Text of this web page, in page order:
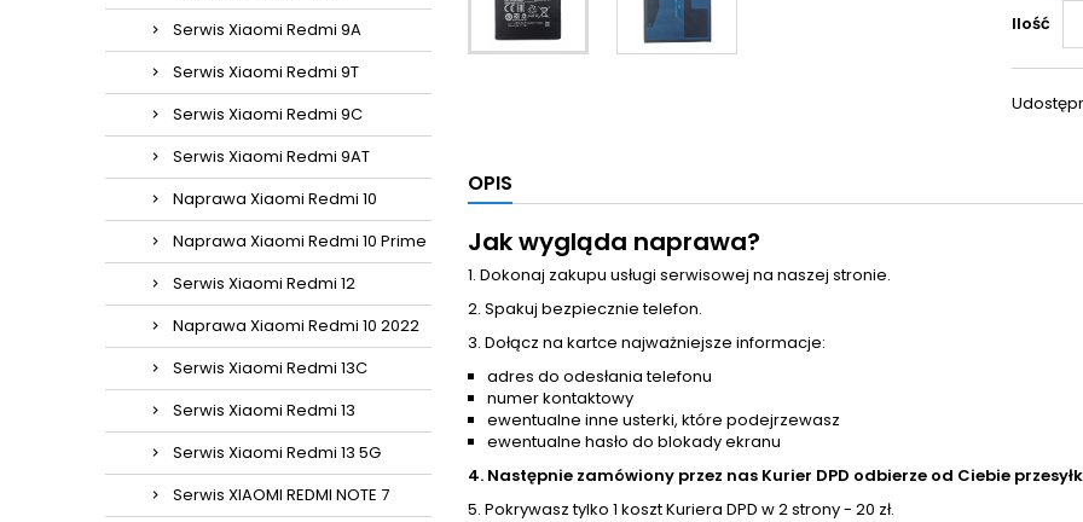
Serwis Xiaomi Redmi 9A
Serwis Xiaomi Redmi 9T
Serwis Xiaomi Redmi 9C
Serwis Xiaomi Redmi 9AT
Naprawa Xiaomi Redmi 10
Naprawa Xiaomi Redmi 10 Prime
Serwis Xiaomi Redmi 12
Naprawa Xiaomi Redmi 10 2022
Serwis Xiaomi Redmi 13C
Serwis Xiaomi Redmi 13
Serwis Xiaomi Redmi 13 5G
Serwis XIAOMI REDMI NOTE 7
Ilość
OPIS
Jak wygląda naprawa?
1. Dokonaj zakupu usługi serwisowej na naszej stronie.
2. Spakuj bezpiecznie telefon.
3. Dołącz na kartce najważniejsze informacje:
adres do odesłania telefonu
numer kontaktowy
ewentualne inne usterki, które podejrzewasz
ewentualne hasło do blokady ekranu
4. Następnie zamówiony przez nas Kurier DPD odbierze od Ciebie
5. Pokrywasz tylko 1 koszt Kuriera DPD w 2 strony - 20 zł.